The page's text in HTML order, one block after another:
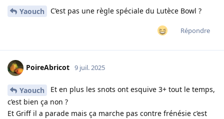
Yaouch C’est pas une règle spéciale du Lutèce Bowl ?
Répondre
PoireAbricot 9 juil. 2025
Yaouch
Et en plus les snots ont esquive 3+ tout le temps,
c’est bien ça non ?
Et Griff il a parade mais ça marche pas contre frénésie c’est